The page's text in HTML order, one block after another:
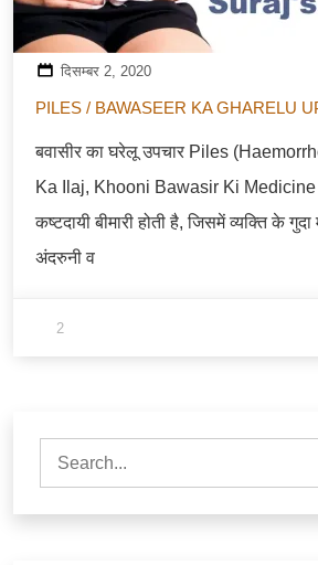
दिसम्बर 2, 2020
PILES / BAWASEER KA GHARELU
बवासीर का घरेलू उपचार Piles
Ka Ilaj, Khooni Bawasir Ki Medicine
कष्टदायी बीमारी होती है, जिसमें व्यक्ति के
अंदरुनी व
2
Search
for: